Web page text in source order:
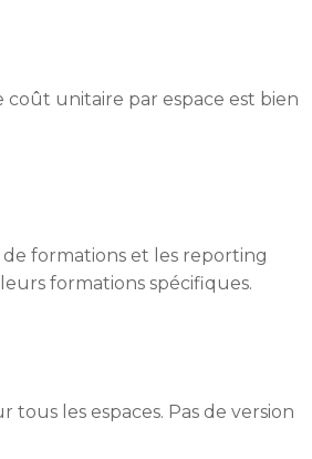
unitaire par espace est bien
formations et les reporting
formations spécifiques.
les espaces. Pas de version